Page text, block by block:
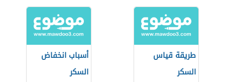
طريقة قياس
السكر
أسباب انخفاض
السكر